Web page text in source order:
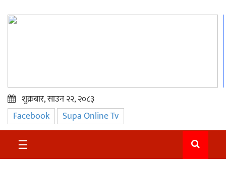
प्रमुख
समाचार
सुदुर
शुक्रबार, साउन २२, २०८३
Facebook Supa Online Tv
☰